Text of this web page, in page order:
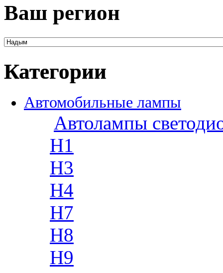
Ваш регион
Категории
Автомобильные лампы
Автолампы
H1
H3
H4
H7
H8
H9